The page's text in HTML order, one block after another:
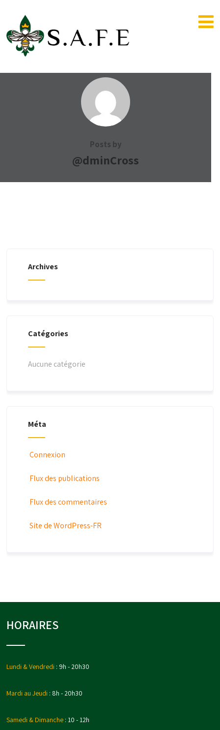
Posts by
@dminCross
Archives
Catégories
Aucune catégorie
Méta
Connexion
Flux des publications
Flux des commentaires
Site de WordPress-FR
HORAIRES
Lundi & Vendredi : 9h - 20h30
Mardi au Jeudi : 8h - 20h30
Samedi & Dimanche : 10 - 12h